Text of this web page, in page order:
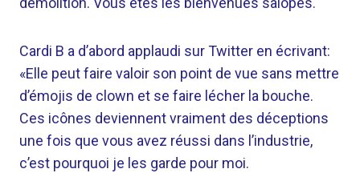
Cardi B a d’abord applaudi sur Twitter en écrivant:
«Elle peut faire valoir son point de vue sans mettre
d’émojis de clown et se faire lécher la bouche.
Ces icônes deviennent vraiment des déceptions
une fois que vous avez réussi dans l’industrie,
c’est pourquoi je les garde pour moi.